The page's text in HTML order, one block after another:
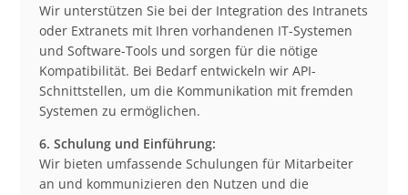
Wir unterstützen Sie bei der Integration des Intranets
oder Extranets mit Ihren vorhandenen IT-Systemen
und Software-Tools und sorgen für die nötige
Kompatibilität. Bei Bedarf entwickeln wir API-
Schnittstellen, um die Kommunikation mit fremden
Systemen zu ermöglichen.
6. Schulung und Einführung:
Wir bieten umfassende Schulungen für Mitarbeiter
an und kommunizieren den Nutzen und die